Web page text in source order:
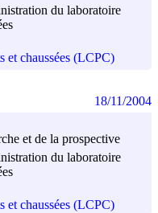
du laboratoire
et chaussées (LCPC)
et de la prospective
du laboratoire
et chaussées (LCPC)
18/11/2004